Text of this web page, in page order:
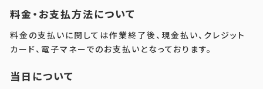
料金・お支払方法について
料金の支払いに関しては作業終了後、現金払い、クレジット
カード、電子マネーでのお支払いとなっております。
当日について